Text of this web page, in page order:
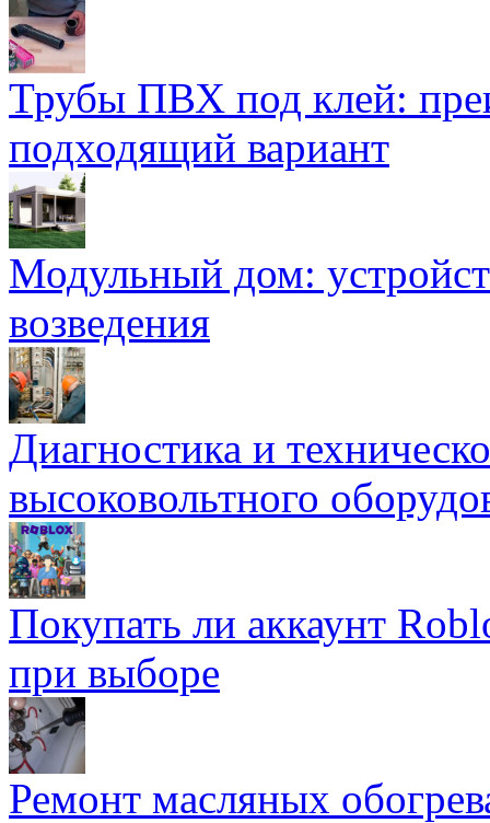
Трубы ПВХ под клей:
подходящий вариант
Модульный дом:
возведения
Диагностика и
высоковольтного
Покупать ли аккаунт
при выборе
Ремонт масляных